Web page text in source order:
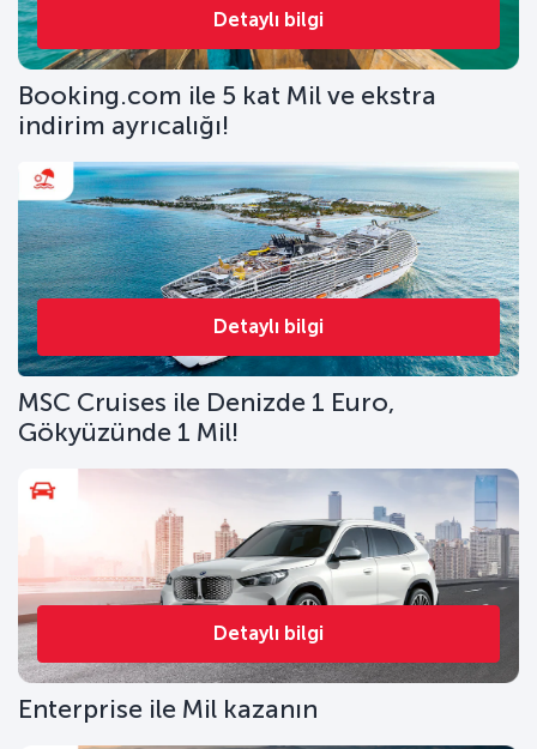
Detaylı bilgi
Booking.com ile 5 kat Mil ve ekstra
indirim ayrıcalığı!
Detaylı bilgi
MSC Cruises ile Denizde 1 Euro,
Gökyüzünde 1 Mil!
Detaylı bilgi
Enterprise ile Mil kazanın